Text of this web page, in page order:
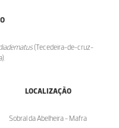
(Tecedeira-de-cruz-
LOCALIZAÇÃO
Sobral da Abelheira - Mafra